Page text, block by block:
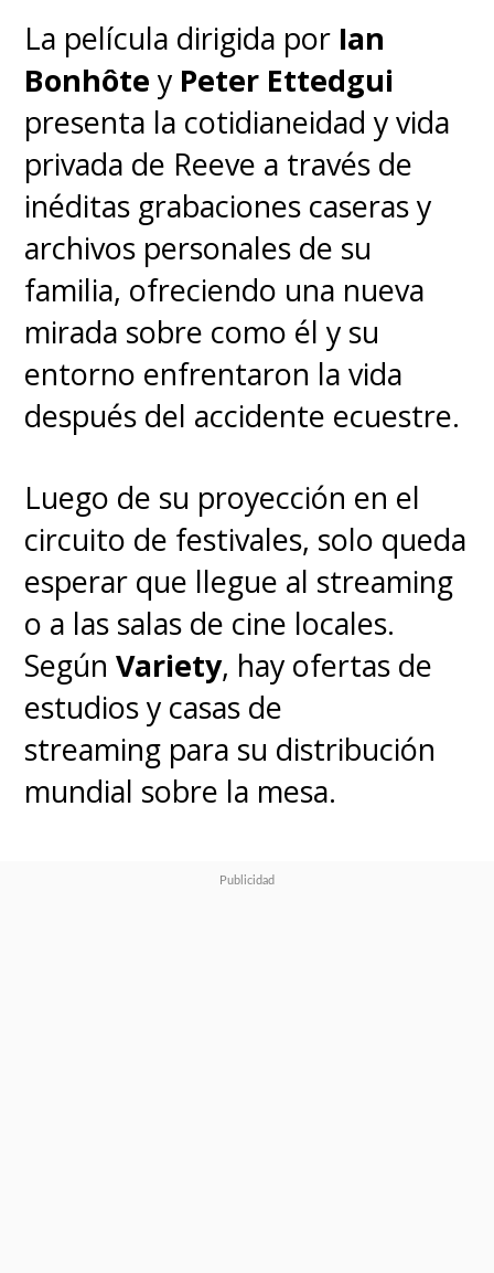
La película dirigida por Ian
Bonhôte y Peter Ettedgui
presenta la cotidianeidad y vida
privada de Reeve a través de
inéditas grabaciones caseras y
archivos personales de su
familia, ofreciendo una nueva
mirada sobre como él y su
entorno enfrentaron la vida
después del accidente ecuestre.
Luego de su proyección en el
circuito de festivales, solo queda
esperar que llegue al streaming
o a las salas de cine locales.
SegúnVariety, hay ofertas de
estudios y casas de
streaming para su distribución
mundial sobre la mesa.